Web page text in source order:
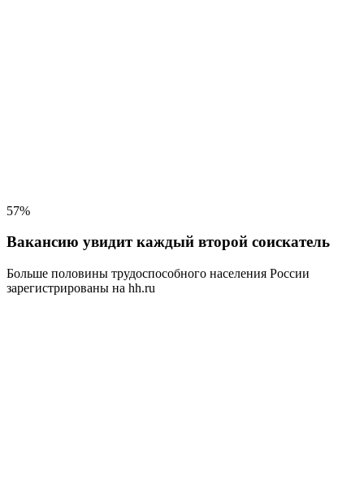
57%
Вакансию увидит каждый второй соискатель
Больше половины трудоспособного населения России
зарегистрированы на hh.ru